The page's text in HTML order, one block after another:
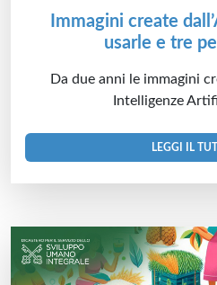
Immagini create
usarle e tre
Da due anni le immagini
Intelligenze
LEGGI IL